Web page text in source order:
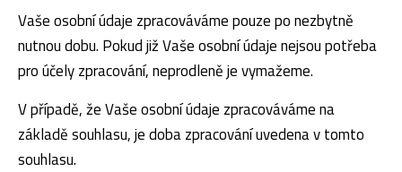
Vaše osobní údaje zpracováváme pouze po nezbytně
nutnou dobu. Pokud již Vaše osobní údaje nejsou potřeba
pro účely zpracování, neprodleně je vymažeme.
V případě, že Vaše osobní údaje zpracováváme na
základě souhlasu, je doba zpracování uvedena v tomto
souhlasu.